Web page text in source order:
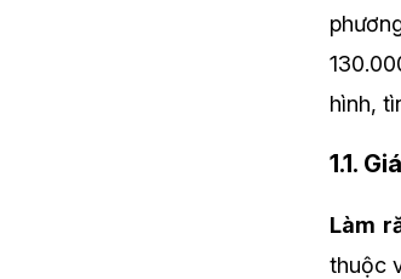
hình,
1.1.
Làm
thuộc